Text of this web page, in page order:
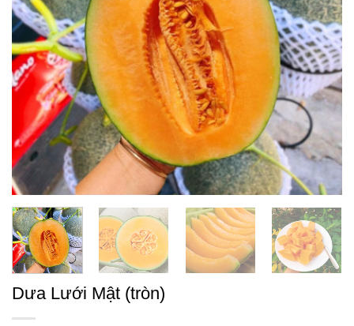
Dưa Lưới Mật (tròn)